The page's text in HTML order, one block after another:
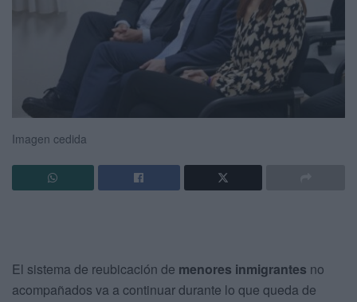
Imagen cedida
El sistema de reubicación de menores inmigrantes no
acompañados va a continuar durante lo que queda de